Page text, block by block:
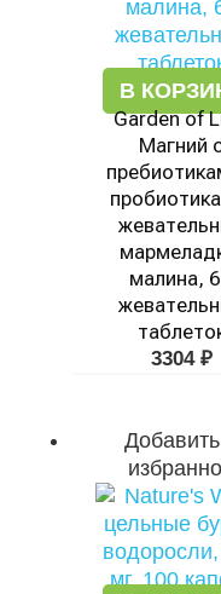
В
Garden of
Магний
малина,
3304 ₽